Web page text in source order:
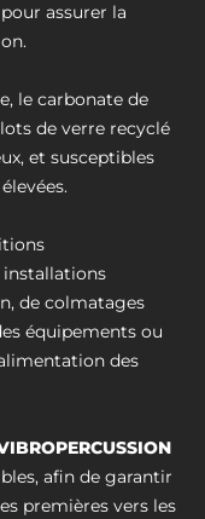
assurer la
le carbonate de
de verre recyclé
et susceptibles
de colmatages
équipements ou
des
afin de garantir
premières vers les